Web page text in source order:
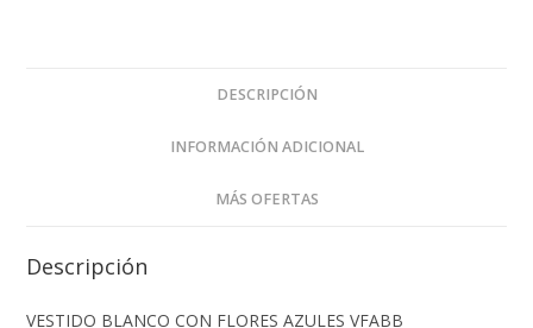
DESCRIPCIÓN
INFORMACIÓN ADICIONAL
MÁS OFERTAS
Descripción
VESTIDO BLANCO CON FLORES AZULES VFABB